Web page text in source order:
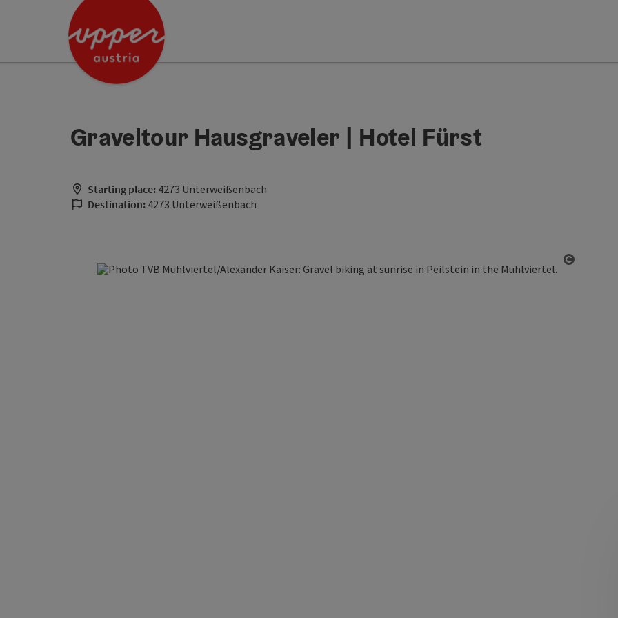
Accesskey
Accesskey
Graveltour Hausgraveler | Hotel Fürst
Starting place: 4273 Unterweißenbach
Destination: 4273 Unterweißenbach